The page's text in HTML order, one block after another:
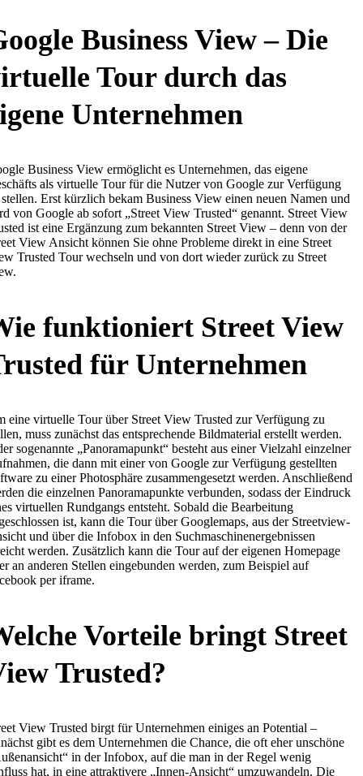
Business View – Die
Tour durch das
Unternehmen
Business View ermöglicht es Unternehmen, das eigene
als virtuelle Tour für die Nutzer von Google zur Verfügung
Erst kürzlich bekam Business View einen neuen Namen und
von Google ab sofort „Street View Trusted“ genannt. Street View
ist eine Ergänzung zum bekannten Street View – denn von der
View Ansicht können Sie ohne Probleme direkt in eine Street
Trusted Tour wechseln und von dort wieder zurück zu Street
funktioniert Street View
für Unternehmen
eine virtuelle Tour über Street View Trusted zur Verfügung zu
muss zunächst das entsprechende Bildmaterial erstellt werden.
sogenannte „Panoramapunkt“ besteht aus einer Vielzahl einzelner
die dann mit einer von Google zur Verfügung gestellten
zu einer Photosphäre zusammengesetzt werden. Anschließend
die einzelnen Panoramapunkte verbunden, sodass der Eindruck
virtuellen Rundgangs entsteht. Sobald die Bearbeitung
ist, kann die Tour über Googlemaps, aus der Streetview-
und über die Infobox in den Suchmaschinenergebnissen
werden. Zusätzlich kann die Tour auf der eigenen Homepage
an anderen Stellen eingebunden werden, zum Beispiel auf
per iframe.
Vorteile bringt Street
Trusted?
View Trusted birgt für Unternehmen einiges an Potential –
gibt es dem Unternehmen die Chance, die oft eher unschöne
in der Infobox, auf die man in der Regel wenig
hat, in eine attraktivere „Innen-Ansicht“ umzuwandeln. Die